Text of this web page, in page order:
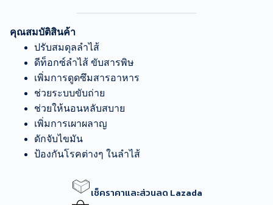
คุณสมบัติสินค้า
ปรับสมดุลลำไส้
ดีท็อกซ์ลำไส้ ขับสารพิษ
เพิ่มการดูดซึมสารอาหาร
ช่วยระบบขับถ่าย
ช่วยให้นอนหลับสบาย
เพิ่มการเผาผลาญ
ดักจับไขมัน
ป้องกันโรคต่างๆ ในลำไส้
เช็คราคาและส่วนลด Lazada